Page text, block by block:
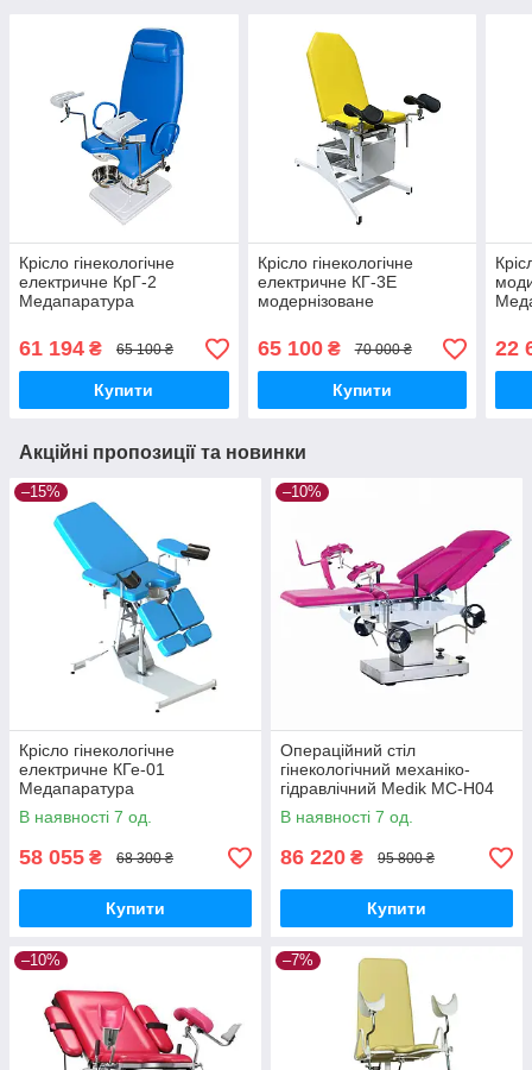
Крісло гінекологічне
електричне КрГ-2
Медапаратура
61 194 ₴ 65 100 ₴
Купити
Крісло гінекологічне
електричне КГ-3Е
модернізоване
65 100₴ 70 000 ₴
Купити
22
Акційні пропозиції та новинки
–15%
Крісло гінекологічне
електричне КГе-01
Медапаратура
В наявності 7 од.
58 055 ₴ 68 300 ₴
Купити
–10%
Операційний стіл
гінекологічний механіко-
гідравлічний Medik MC-H04
Медапаратура
В наявності 7 од.
86 220 ₴ 95 800 ₴
Купити
–10% –7%